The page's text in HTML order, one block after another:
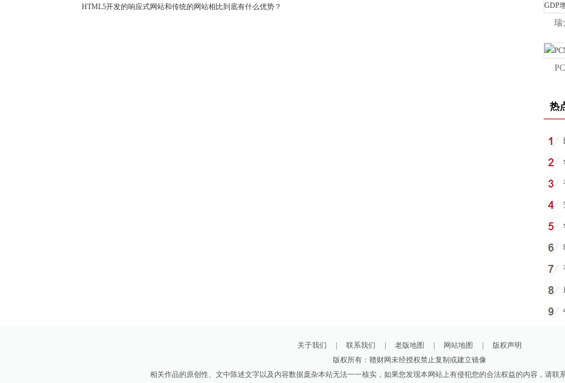
HTML5开发的响应式网站和传统的网站相比到底有什么优势？
瑞
热
关于我们 联系我们 老版地图 网站地图
版权声明
版权所有：赣财网未经授权禁止复制或建立镜像
相关作品的原创性、文中陈述文字以及内容数据庞杂本站无法一一核实，如果您发现本网站上有侵犯您的合法权益的内容，请联